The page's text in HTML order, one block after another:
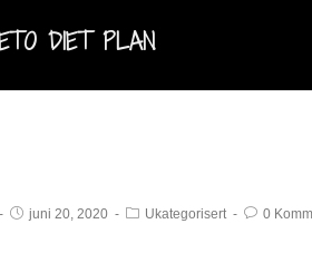
DIET PLAN
juni 20, 2020 Ukategorisert 0